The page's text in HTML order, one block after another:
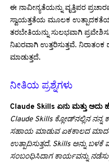
ಈ ನಾವೀನ್ಯತೆಯನ್ನು ವೃತ್ತಿಪರ
ಸ್ವಾಯತ್ತತೆಯ ಮೂಲಕ
ತರಬೇತಿಯನ್ನು ಸುಲಭವಾಗಿ
ನಿಖರವಾಗಿ ಉತ್ತರಿಸುತ್ತವೆ. ನಿರಾತಂಕ
ಮಾಡುತ್ತದೆ.
ನೀತಿಯ ಪ್ರಶ್ನೆಗಳು
Claude Skills ಏನು ಮತ್ತು ಅದು
Claude Skills ಕ್ಲೋಡ್‌ನಲ್ಲಿನ ನನ್ನ
ಸಹಾಯ ಮಾಡುವ ಏಕಕಾಲದ
ಉತ್ಪಾದಿಸುತ್ತದೆ. Skills ಅನ್ನು
ಸಂಬಂಧಿಸಿದಾಗ ಕಾರ್ಯವನ್ನು